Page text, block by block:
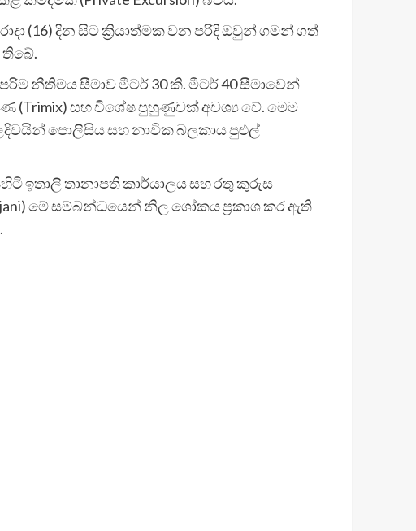
(16) දින සිට ක්‍රියාත්මක වන පරිදි ඔවුන් ගමන් ගත්
තිබේ.
නීතිමය සීමාව මීටර් 30 කි. මීටර් 40 සීමාවෙන්
(Trimix) සහ විශේෂ පුහුණුවක් අවශ්‍ය වේ. මෙම
පොලිසිය සහ නාවික බලකාය පුළුල්
ඉතාලි තානාපති කාර්යාලය සහ රතු කුරුස
මේ සම්බන්ධයෙන් නිල ශෝකය ප්‍රකාශ කර ඇති